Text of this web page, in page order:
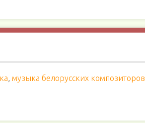
, музыка белорусских композиторов